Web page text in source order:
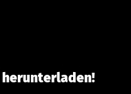
herunterladen!